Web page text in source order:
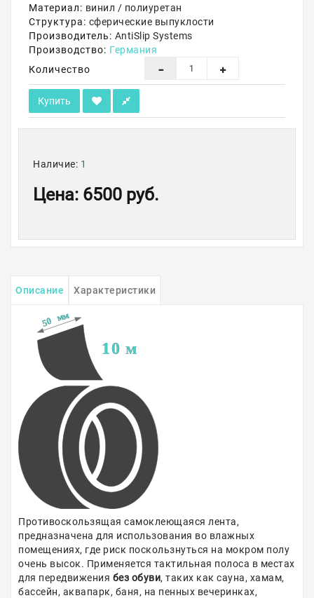
Материал: винил / полиуретан
Структура: сферические выпуклости
Производитель: AntiSlip Systems
Производство: Германия
Количество
Купить
Наличие: 1
Цена: 6500 руб.
Описание Характеристики
Противоскользящая самоклеющаяся лента,
предназначена для использования во влажных
помещениях, где риск поскользнуться на мокром полу
очень высок. Применяется тактильная полоса в местах
для передвижения без обуви, таких как сауна, хамам,
бассейн, аквапарк, баня, на пенных вечеринках,